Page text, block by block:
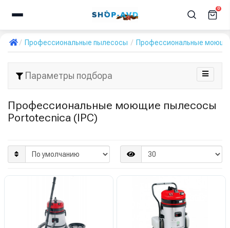
0
Профессиональные пылесосы Профессиональные
Параметры подбора
Профессиональные моющие пылесосы
Portotecnica (IPC)